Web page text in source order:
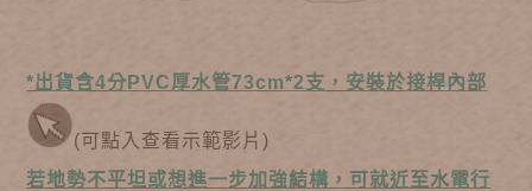
*出貨含4分PVC厚水管73cm*2支，安裝於接桿內部
(可點入查看示範影片)
若地勢不平坦或想進一步加強結構，可就近至水電行